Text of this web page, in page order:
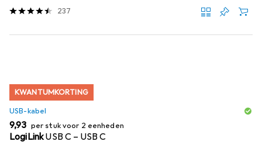
237
KWANTUMKORTING
USB-kabel
EUR
9,93 per stuk voor 2 eenheden
LogiLinkUSB C – USB C